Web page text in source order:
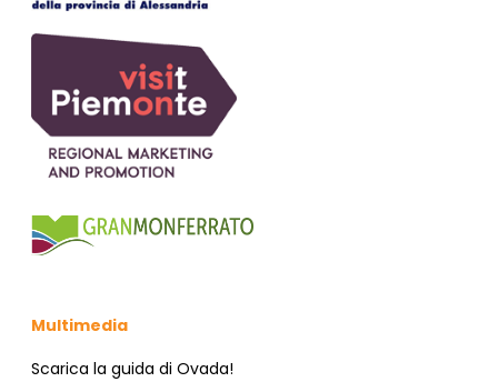
Multimedia
Scarica la guida di Ovada!